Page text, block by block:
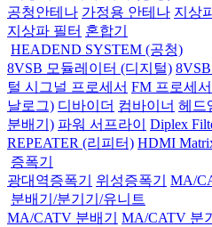
공청안테나 가정용 안테나 지상
지상파 필터 혼합기
HEADEND SYSTEM (공청)
8VSB 모듈레이터 (디지털)
털 시그널 프로세서 FM 프로세서
날로그) 디바이더 컴바이너 헤드
분배기) 파워 서프라이 Diplex
REPEATER (리피터) HDMI
증폭기
광대역증폭기
위성증폭기
MA/
분배기/분기기/유니트
MA/CATV 분배기
MA/CATV 분